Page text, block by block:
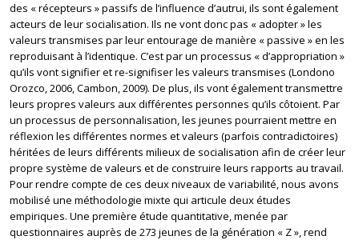
des « récepteurs » passifs de l’influence d’autrui, ils sont également
acteurs de leur socialisation. Ils ne vont donc pas « adopter » les
valeurs transmises par leur entourage de manière « passive » en les
reproduisant à l’identique. C’est par un processus « d’appropriation »
qu’ils vont signifier et re-signifiser les valeurs transmises (Londono
Orozco, 2006, Cambon, 2009). De plus, ils vont également transmettre
leurs propres valeurs aux différentes personnes qu’ils côtoient. Par
un processus de personnalisation, les jeunes pourraient mettre en
réflexion les différentes normes et valeurs (parfois contradictoires)
héritées de leurs différents milieux de socialisation afin de créer leur
propre système de valeurs et de construire leurs rapports au travail.
Pour rendre compte de ces deux niveaux de variabilité, nous avons
mobilisé une méthodologie mixte qui articule deux études
empiriques. Une première étude quantitative, menée par
questionnaires auprès de 273 jeunes de la génération « Z », rend